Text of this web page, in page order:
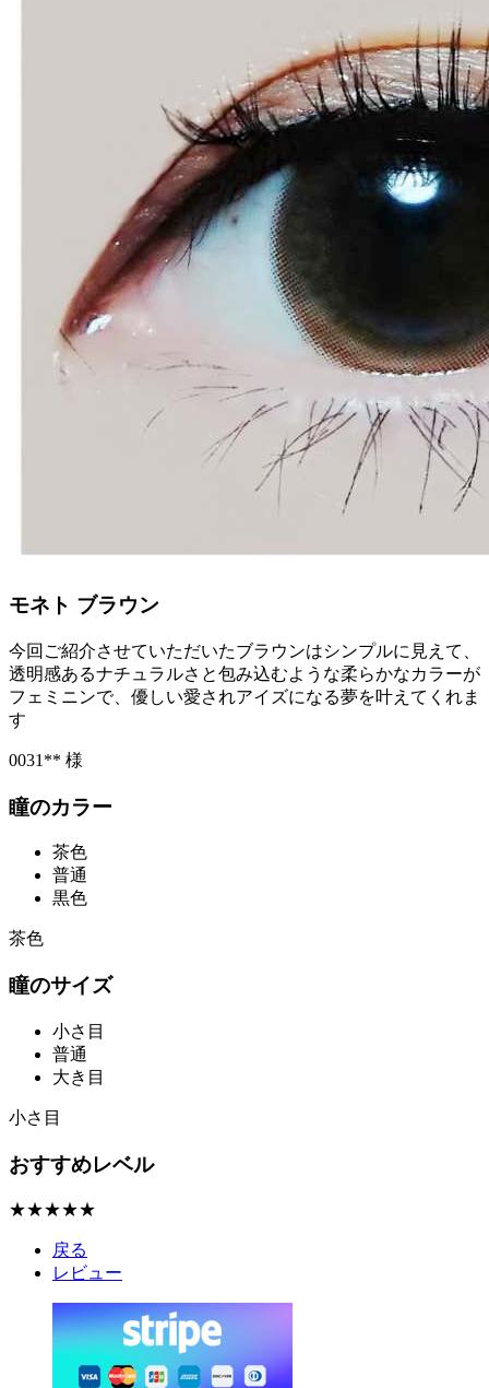
モネト ブラウン
今回ご紹介させていただいたブラウンはシンプルに見えて、
透明感あるナチュラルさと包み込むような柔らかなカラーが
フェミニンで、優しい愛されアイズになる夢を叶えてくれま
す
0031** 様
瞳のカラー
茶色
普通
黒色
茶色
瞳のサイズ
小さ目
普通
大き目
小さ目
おすすめレベル
★★★★★
戻る
レビュー